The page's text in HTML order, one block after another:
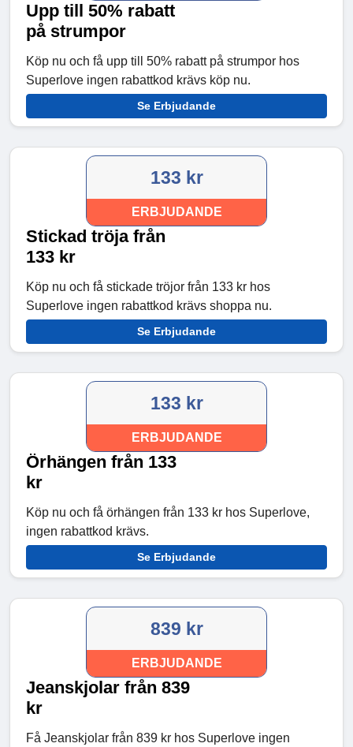
Upp till 50% rabatt
på strumpor
Köp nu och få upp till 50% rabatt på strumpor hos
Superlove ingen rabattkod krävs köp nu.
Se Erbjudande
133 kr
ERBJUDANDE
Stickad tröja från
133 kr
Köp nu och få stickade tröjor från 133 kr hos
Superlove ingen rabattkod krävs shoppa nu.
Se Erbjudande
133 kr
ERBJUDANDE
Örhängen från 133
kr
Köp nu och få örhängen från 133 kr hos Superlove,
ingen rabattkod krävs.
Se Erbjudande
839 kr
ERBJUDANDE
Jeanskjolar från 839
kr
Få Jeanskjolar från 839 kr hos Superlove ingen